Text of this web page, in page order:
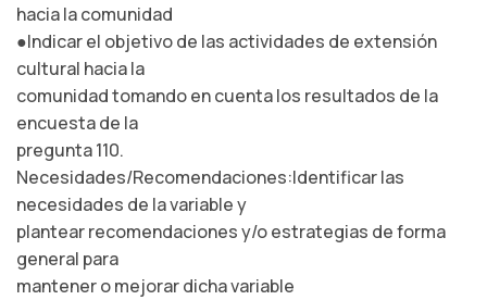
hacia la comunidad
●Indicar el objetivo de las actividades de extensión
cultural hacia la
comunidad tomando en cuenta los resultados de la
encuesta de la
pregunta 110.
Necesidades/Recomendaciones:Identificar las
necesidades de la variable y
plantear recomendaciones y/o estrategias de forma
general para
mantener o mejorar dicha variable